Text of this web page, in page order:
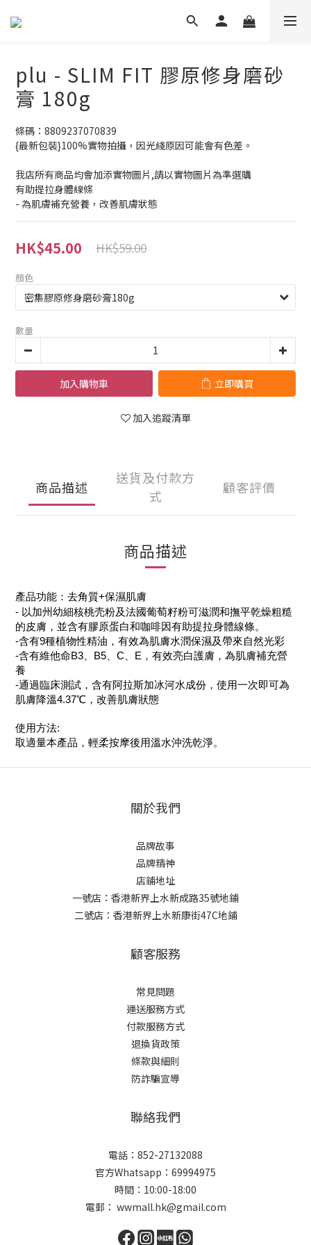
plu - SLIM FIT 膠原修身磨砂
膏 180g
條碼：8809237070839
{最新包裝}100%實物拍攝，因光綫原因可能會有色差。
我店所有商品均會加添實物圖片,請以實物圖片為準選購
有助提拉身體線條
- 為肌膚補充營養，改善肌膚狀態
HK$45.00 HK$59.00
顏色
數量
加入購物車 立即購買
加入追蹤清單
商品描述
送貨及付款方
式
顧客評價
商品描述
產品功能：去角質+保濕肌膚
- 以加州幼細核桃壳粉及法國葡萄籽粉可滋潤和撫平乾燥粗糙
的皮膚，並含有膠原蛋白和咖啡因有助提拉身體線條。
-含有9種植物性精油，有效為肌膚水潤保濕及帶來自然光彩
-含有維他命B3、B5、C、E，有效亮白護膚，為肌膚補充營
養
-通過臨床測試，含有阿拉斯加冰河水成份，使用一次即可為
肌膚降溫4.37℃，改善肌膚狀態
使用方法:
取適量本產品，輕柔按摩後用溫水沖洗乾淨。
關於我們
品牌故事
品牌精神
店鋪地址
一號店：香港新界上水新成路35號地鋪
二號店：香港新界上水新康街47C地鋪
顧客服務
常見問題
運送服務方式
付款服務方式
退換貨政策
條款與細則
防詐騙宣導
聯絡我們
電話：852-27132088
官方Whatsapp：69994975
時間：10:00-18:00
電郵： wwmall.hk@gmail.com